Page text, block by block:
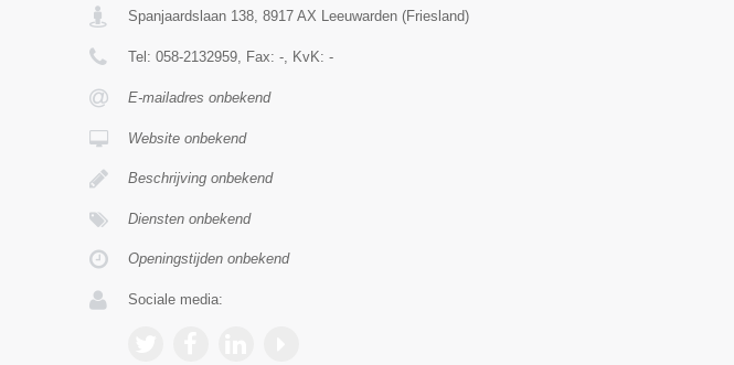
Spanjaardslaan 138, 8917 AX Leeuwarden(Friesland)
Tel: 058-2132959, Fax: -, KvK: -
E-mailadres onbekend
Website onbekend
Beschrijving onbekend
Diensten onbekend
Openingstijden onbekend
Sociale media: